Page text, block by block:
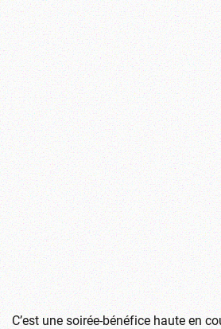
C’est une soirée-bénéfice haute en